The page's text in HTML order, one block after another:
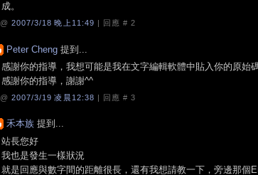
成。
@ 2007/3/18 晚上11:49 | 回應 #2
Peter Cheng 提到...
感謝你的指導，我想可能是我在文字編輯軟體中貼入你的原始
感謝你的指導，謝謝^^
@ 2007/3/19 凌晨12:38 | 回應 #3
禾本族 提到...
站長您好
我也是發生一樣狀況
就是回應與數字間的距離很長，還有我想請教一下，旁邊那個